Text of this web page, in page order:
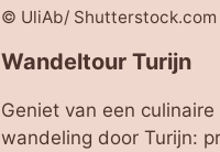
© UliAb/ Shutterstock.com
Wandeltour Turijn
Geniet van een culinaire
wandeling door Turijn: